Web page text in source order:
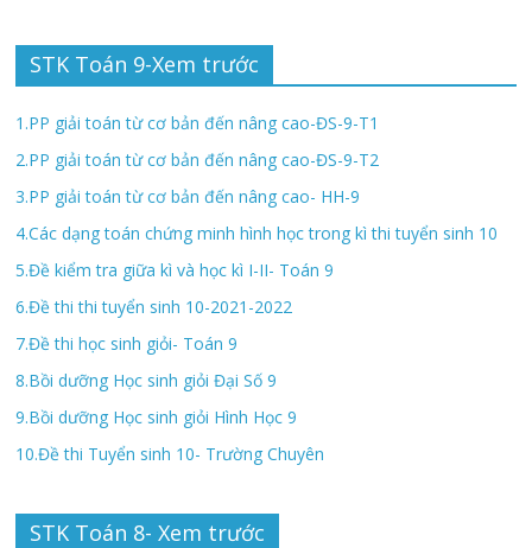
STK Toán 9-Xem trước
1.PP giải toán từ cơ bản đến nâng cao-ĐS-9-T1
2.PP giải toán từ cơ bản đến nâng cao-ĐS-9-T2
3.PP giải toán từ cơ bản đến nâng cao- HH-9
4.Các dạng toán chứng minh hình học trong kì thi tuyển sinh 10
5.Đề kiểm tra giữa kì và học kì I-II- Toán 9
6.Đề thi thi tuyển sinh 10-2021-2022
7.Đề thi học sinh giỏi- Toán 9
8.Bồi dưỡng Học sinh giỏi Đại Số 9
9.Bồi dưỡng Học sinh giỏi Hình Học 9
10.Đề thi Tuyển sinh 10- Trường Chuyên
STK Toán 8- Xem trước